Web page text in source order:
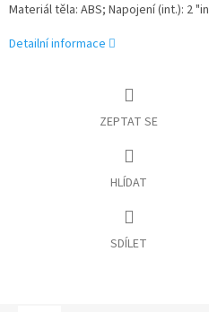
Materiál těla: ABS; Napojení (int.): 2 "in
Detailní informace
ZEPTAT SE
HLÍDAT
SDÍLET